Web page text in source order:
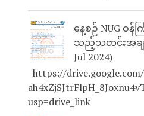
နေ့စဉ် NUG ဝန်
သည့်သတင်းအချ
Jul 2024)
https://
usp=drive_link